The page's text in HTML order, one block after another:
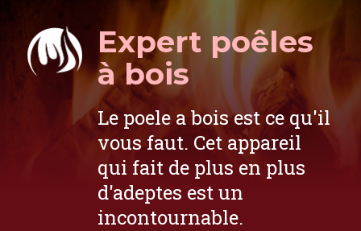
Expert poêles
à bois
Le poele a bois est ce qu'il
vous faut. Cet appareil
qui fait de plus en plus
d'adeptes est un
incontournable.